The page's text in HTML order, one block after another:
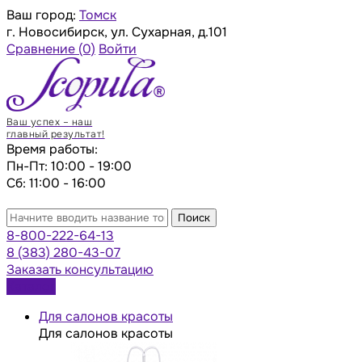
Ваш город: Томск
г. Новосибирск, ул. Сухарная, д.101
Сравнение (0) Войти
Ваш успех – наш
главный результат!
Время работы:
Пн-Пт: 10:00 - 19:00
Сб: 11:00 - 16:00
Поиск
8-800-222-64-13
8 (383) 280-43-07
Заказать консультацию
Для салонов красоты
Для салонов красоты